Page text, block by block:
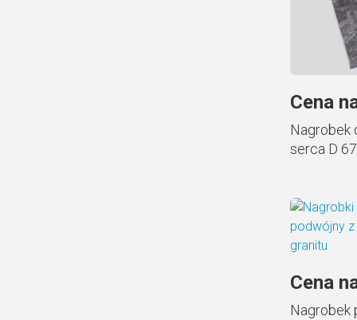
Cena
Nagrobek
serca D 67
Cena
Nagrobek